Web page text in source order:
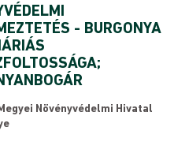
- BURGONYA
Növényvédelmi Hivatal